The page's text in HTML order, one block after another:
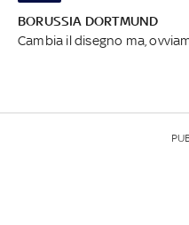
BORUSSIA DORTMUND
Cambia il disegno ma,